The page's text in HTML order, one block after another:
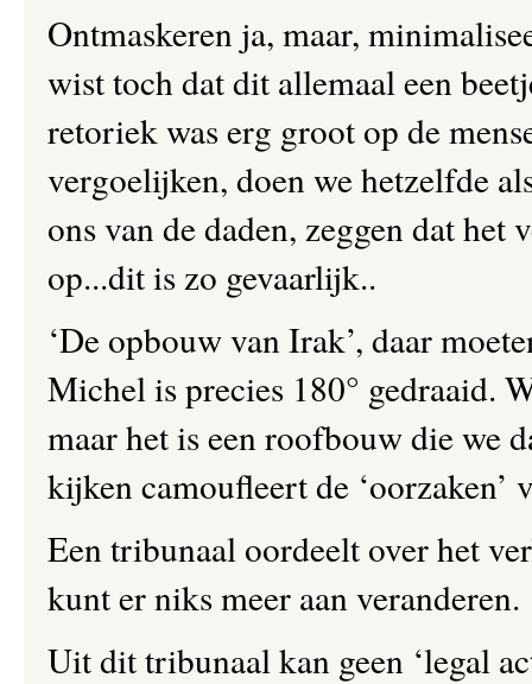
Ontmaskeren ja, maar,
wist toch dat dit allemaal een
retoriek was erg groot op de
vergoelijken, doen we hetzelfde
ons van de daden, zeggen dat het
op...dit is zo gevaarlijk..
‘De opbouw van Irak’, daar
Michel is precies 180° gedraaid.
maar het is een roofbouw die we
kijken camoufleert de ‘oorzaken’
Een tribunaal oordeelt over het
kunt er niks meer aan veranderen.
Uit dit tribunaal kan geen ‘legal